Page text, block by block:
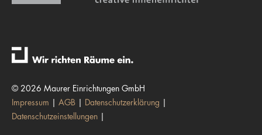
© 2026 Maurer Einrichtungen GmbH
Impressum
AGB
Datenschutzerklärung
Datenschutzeinstellungen